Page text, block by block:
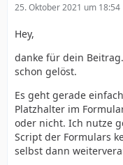
25. Oktober 2021 um 18:54
Hey,
danke für dein
schon gelöst.
Es geht gerade
Platzhalter im
oder nicht. Ich nutze
Script der Formulars
selbst dann